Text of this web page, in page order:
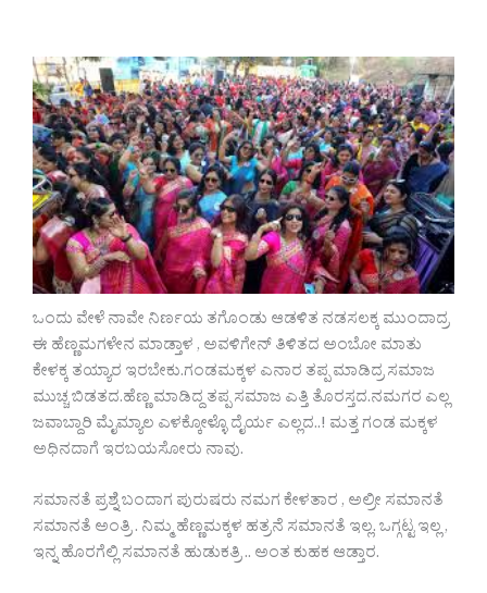
ಒಂದು ವೇಳೆ ನಾವೇ ನಿರ್ಣಯ ತಗೊಂಡು ಆಡಳಿತ ನಡಸಲಕ್ಕ ಮುಂದಾದ್ರ
ಈ ಹೆಣ್ಣಮಗಳೇನ ಮಾಡ್ತಾಳ , ಅವಳಿಗೇನ್ ತಿಳಿತದ ಅಂಬೋ ಮಾತು
ಕೇಳಕ್ಕ ತಯ್ಯಾರ ಇರಬೇಕು.ಗಂಡಮಕ್ಕಳ ಎನಾರ ತಪ್ಪ ಮಾಡಿದ್ರ ಸಮಾಜ
ಮುಚ್ಚ ಬಿಡತದ.ಹೆಣ್ಣ ಮಾಡಿದ್ದ ತಪ್ಪ ಸಮಾಜ ಎತ್ತಿ ತೊರಸ್ತದ.ನಮಗರ ಎಲ್ಲ
ಜವಾಬ್ದಾರಿ ಮೈಮ್ಯಾಲ ಎಳಕ್ಕೋಳ್ಳೊ ದೈರ್ಯ ಎಲ್ಲದ..! ಮತ್ತ ಗಂಡ ಮಕ್ಕಳ
ಅಧಿನದಾಗೆ ಇರಬಯಸೋರು ನಾವು.
ಸಮಾನತೆ ಪ್ರಶ್ನೆ ಬಂದಾಗ ಪುರುಷರು ನಮಗ ಕೇಳತಾರ , ಅಲ್ರೀ ಸಮಾನತೆ
ಸಮಾನತೆ ಅಂತ್ರಿ . ನಿಮ್ಮ ಹೆಣ್ಣಮಕ್ಕಳ ಹತ್ರನೆ ಸಮಾನತೆ ಇಲ್ಲ. ಒಗ್ಗಟ್ಟ ಇಲ್ಲ ,
ಇನ್ನ ಹೊರಗೆಲ್ಲಿ ಸಮಾನತೆ ಹುಡುಕತ್ರಿ .. ಅಂತ ಕುಹಕ ಆಡ್ತಾರ.